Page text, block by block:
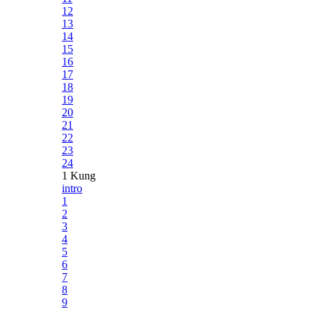
12
13
14
15
16
17
18
19
20
21
22
23
24
1 Kung
intro
1
2
3
4
5
6
7
8
9